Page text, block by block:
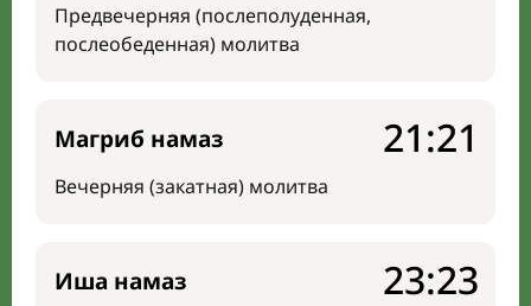
Предвечерняя (послеполуденная,
послеобеденная) молитва
Магриб намаз
Вечерняя (закатная) молитва
21:21
Иша намаз 23:23